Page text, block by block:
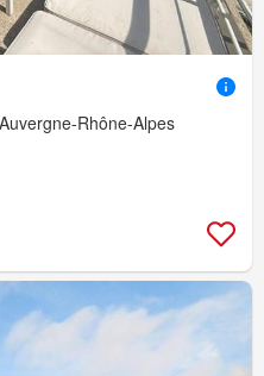
Rhône-Alpes